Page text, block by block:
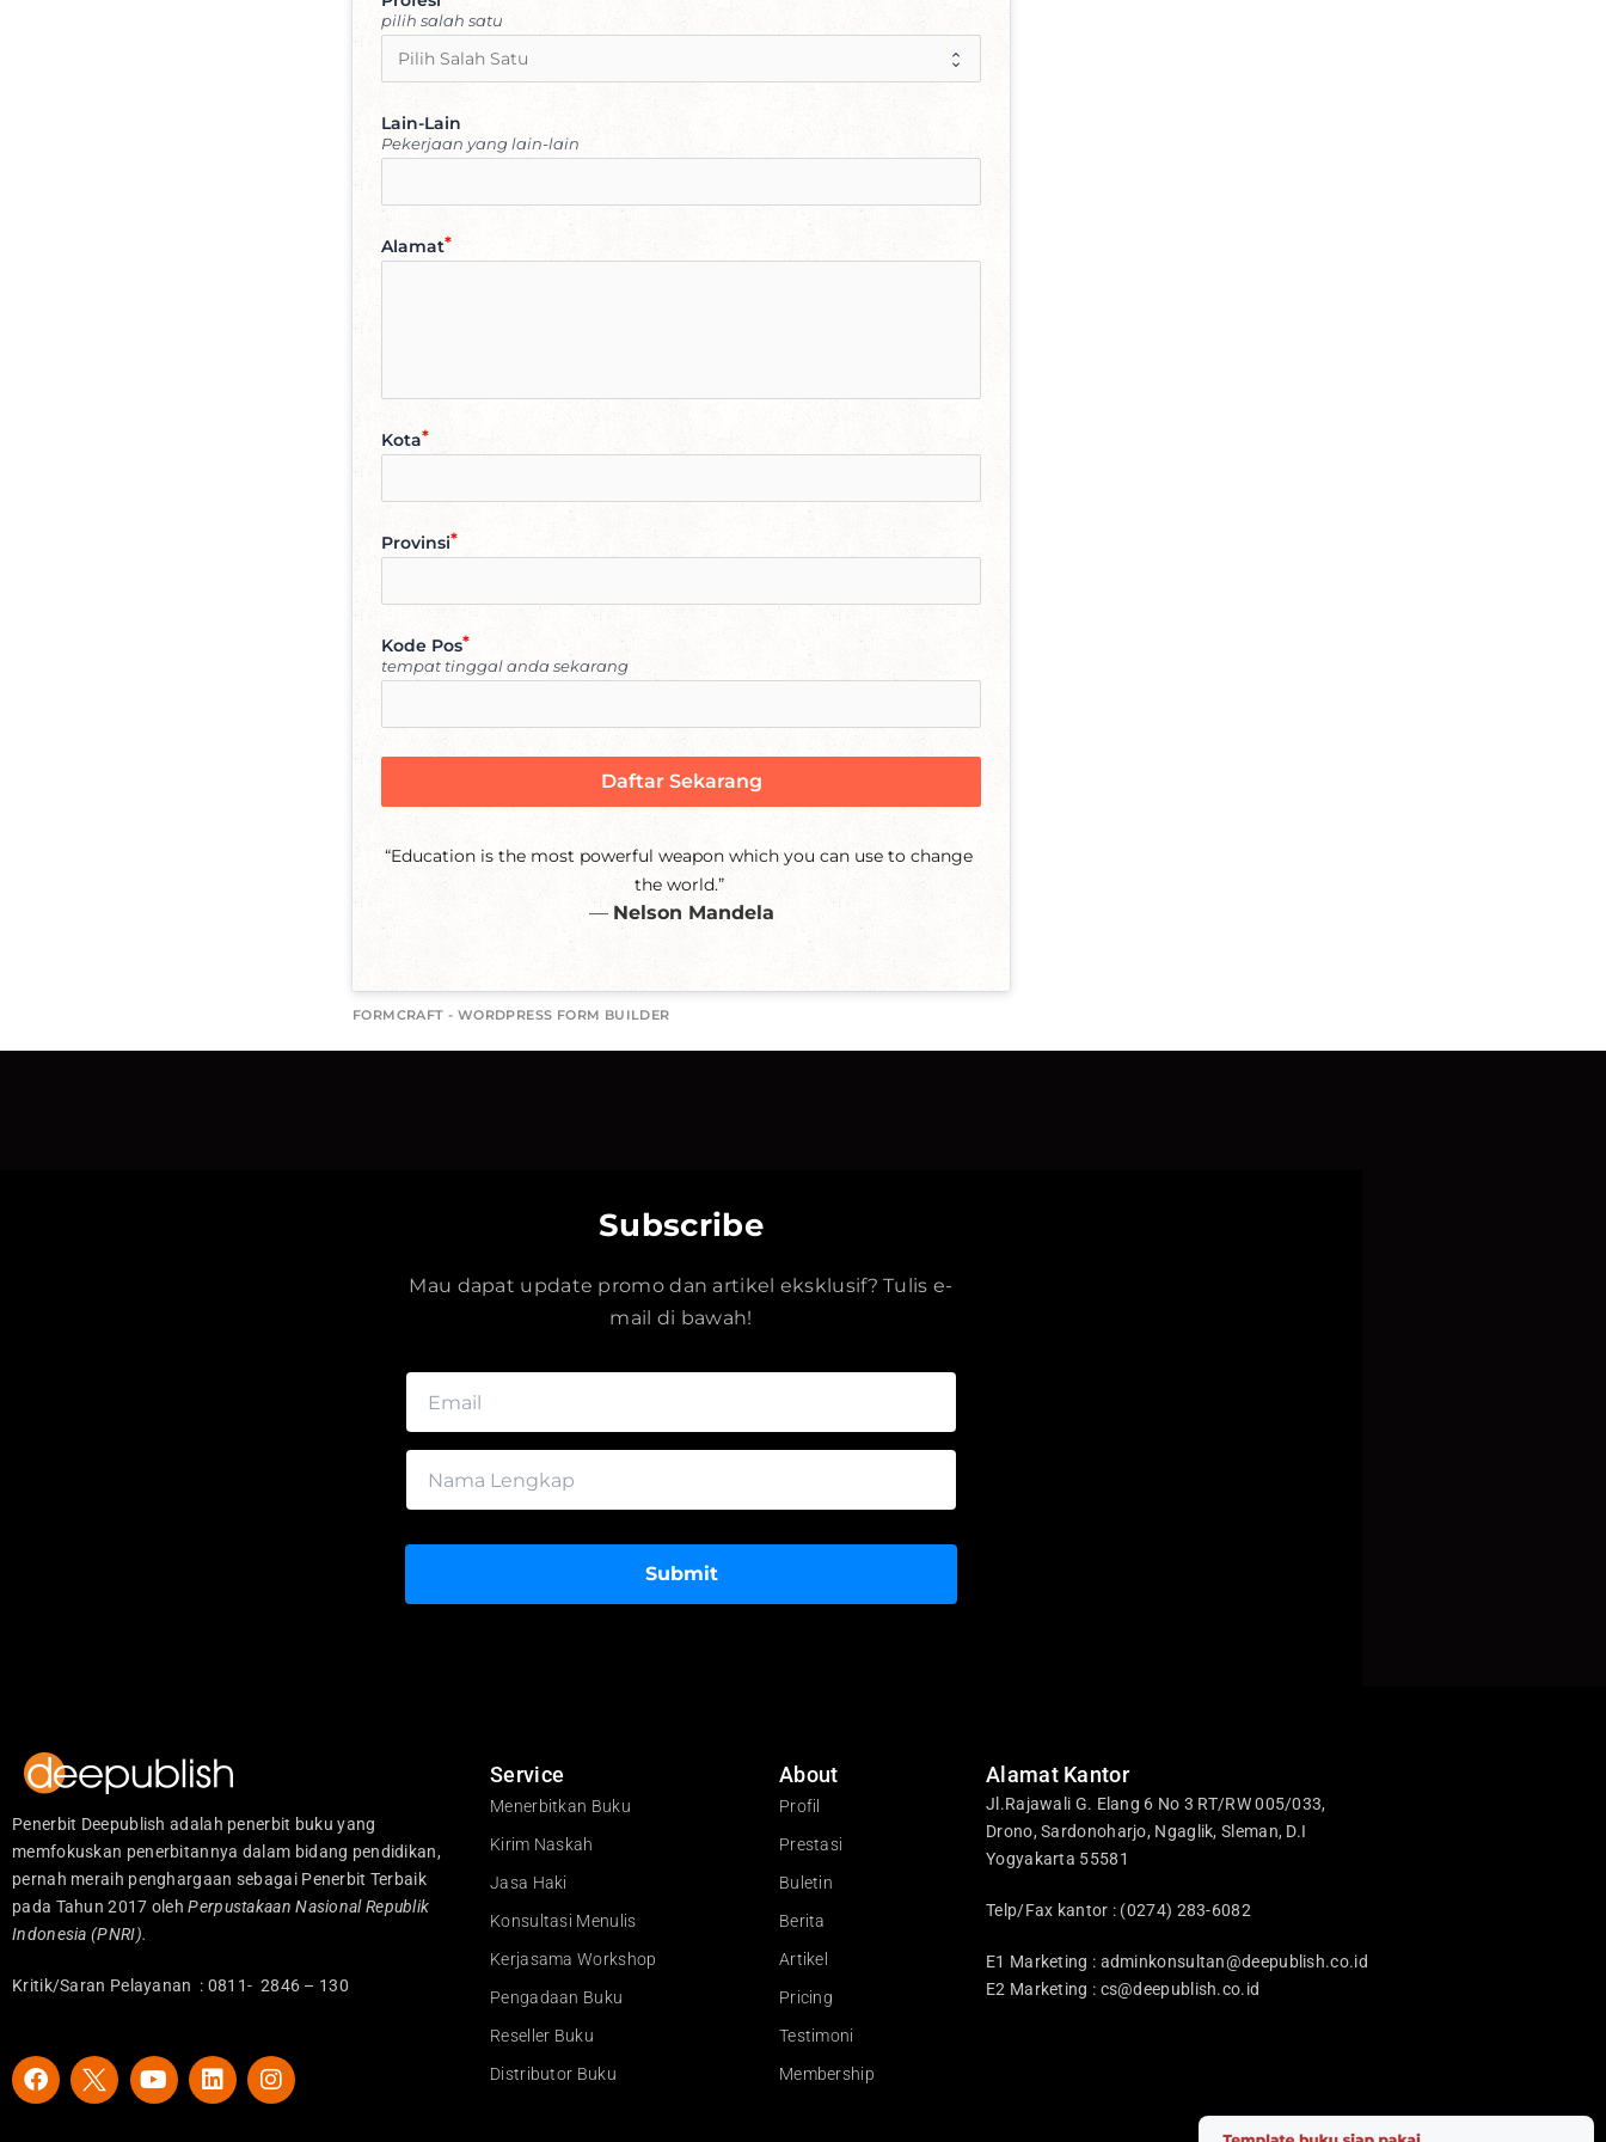
pilih salah satu
Lain-Lain
Pekerjaan yang lain-lain
Alamat
Kota
Provinsi
Kode Pos
tempat tinggal anda sekarang
Daftar Sekarang
“Education is the most powerful weapon which you can use to change
the world.”
― Nelson Mandela
FORMCRAFT - WORDPRESS FORM BUILDER
Subscribe
Mau dapat update promo dan artikel eksklusif? Tulis e-
mail di bawah!
Submit
Penerbit Deepublish adalah penerbit buku yang
memfokuskan penerbitannya dalam bidang pendidikan,
pernah meraih penghargaan sebagai Penerbit Terbaik
pada Tahun 2017 olehPerpustakaan Nasional Republik
Indonesia (PNRI).
Kritik/Saran Pelayanan : 0811- 2846 – 130
F
a
Y
o
L
i
I
n
Service
Menerbitkan Buku
Kirim Naskah
Jasa Haki
Konsultasi Menulis
Kerjasama Workshop
Pengadaan Buku
Reseller Buku
Distributor Buku
About
Profil
Prestasi
Buletin
Berita
Artikel
Pricing
Testimoni
Membership
Alamat Kantor
Jl.Rajawali G. Elang 6 No 3 RT/RW 005/033,
Drono, Sardonoharjo, Ngaglik, Sleman, D.I
Yogyakarta 55581
Telp/Fax kantor : (0274) 283-6082
E1 Marketing : adminkonsultan@deepublish.co.id
E2 Marketing : cs@deepublish.co.id